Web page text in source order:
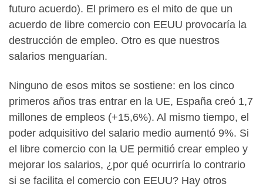
futuro acuerdo). El primero es el mito de que un
acuerdo de libre comercio con EEUU provocaría la
destrucción de empleo. Otro es que nuestros
salarios menguarían.
Ninguno de esos mitos se sostiene: en los cinco
primeros años tras entrar en la UE, España creó 1,7
millones de empleos (+15,6%). Al mismo tiempo, el
poder adquisitivo del salario medio aumentó 9%. Si
el libre comercio con la UE permitió crear empleo y
mejorar los salarios, ¿por qué ocurriría lo contrario
si se facilita el comercio con EEUU? Hay otros